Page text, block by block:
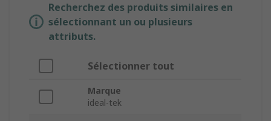
Recherchez des produits similaires en
sélectionnant un ou plusieurs
attributs.
Sélectionner tout
Marque
ideal-tek